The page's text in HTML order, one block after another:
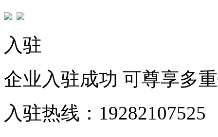
入驻
企业入驻成功 可尊享多
入驻热线：19282107525